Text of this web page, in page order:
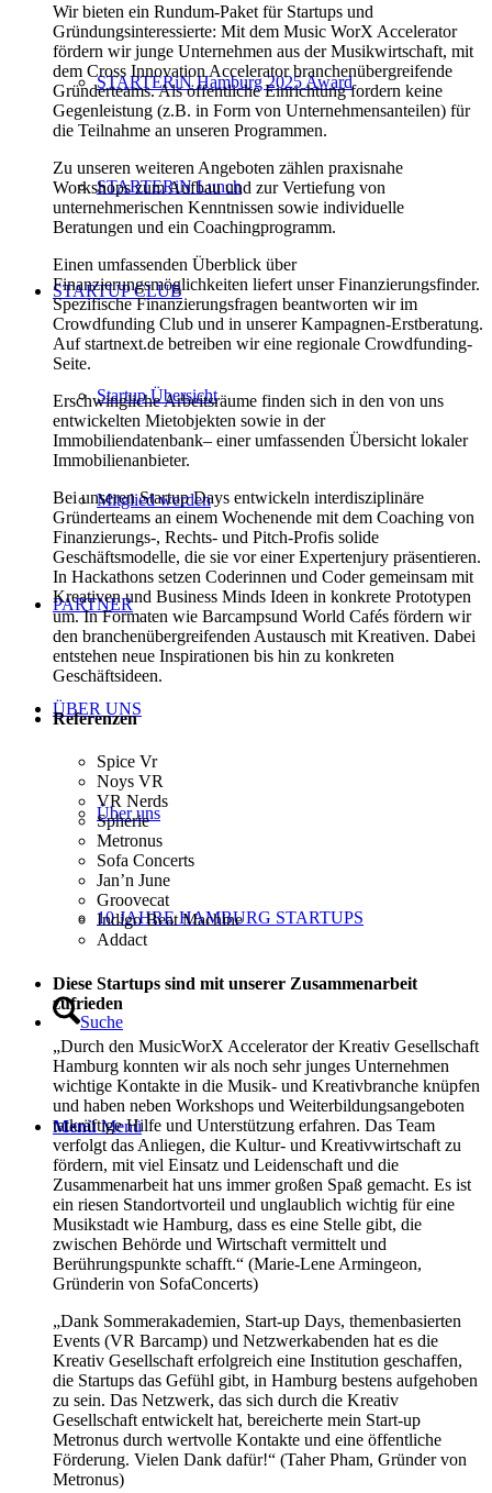
STARTERiN Hamburg 2025 Award
STARTERiN Lunch
STARTUP CLUB
Startup Übersicht
Mitglied werden
PARTNER
ÜBER UNS
Über uns
10 JAHRE HAMBURG STARTUPS
Suche
Menü Menü
Wir bieten ein Rundum-Paket für Startups und
Gründungsinteressierte: Mit dem Music WorX Accelerator
fördern wir junge Unternehmen aus der Musikwirtschaft, mit
dem Cross Innovation Accelerator branchenübergreifende
Gründerteams. Als öffentliche Einrichtung fordern keine
Gegenleistung (z.B. in Form von Unternehmensanteilen) für
die Teilnahme an unseren Programmen.
Zu unseren weiteren Angeboten zählen praxisnahe
Workshops zum Aufbau und zur Vertiefung von
unternehmerischen Kenntnissen sowie individuelle
Beratungen und ein Coachingprogramm.
Einen umfassenden Überblick über
Finanzierungsmöglichkeiten liefert unser Finanzierungsfinder.
Spezifische Finanzierungsfragen beantworten wir im
Crowdfunding Club und in unserer Kampagnen-Erstberatung.
Auf startnext.de betreiben wir eine regionale Crowdfunding-
Seite.
Erschwingliche Arbeitsräume finden sich in den von uns
entwickelten Mietobjekten sowie in der
Immobiliendatenbank– einer umfassenden Übersicht lokaler
Immobilienanbieter.
Bei unseren Startup Days entwickeln interdisziplinäre
Gründerteams an einem Wochenende mit dem Coaching von
Finanzierungs-, Rechts- und Pitch-Profis solide
Geschäftsmodelle, die sie vor einer Expertenjury präsentieren.
In Hackathons setzen Coderinnen und Coder gemeinsam mit
Kreativen und Business Minds Ideen in konkrete Prototypen
um. In Formaten wie Barcampsund World Cafés fördern wir
den branchenübergreifenden Austausch mit Kreativen. Dabei
entstehen neue Inspirationen bis hin zu konkreten
Geschäftsideen.
Referenzen
Spice Vr
Noys VR
VR Nerds
Spherie
Metronus
Sofa Concerts
Jan’n June
Groovecat
Indigo Beat Machine
Addact
Diese Startups sind mit unserer Zusammenarbeit
zufrieden
„Durch den MusicWorX Accelerator der Kreativ Gesellschaft
Hamburg konnten wir als noch sehr junges Unternehmen
wichtige Kontakte in die Musik- und Kreativbranche knüpfen
und haben neben Workshops und Weiterbildungsangeboten
tatkräftige Hilfe und Unterstützung erfahren. Das Team
verfolgt das Anliegen, die Kultur- und Kreativwirtschaft zu
fördern, mit viel Einsatz und Leidenschaft und die
Zusammenarbeit hat uns immer großen Spaß gemacht. Es ist
ein riesen Standortvorteil und unglaublich wichtig für eine
Musikstadt wie Hamburg, dass es eine Stelle gibt, die
zwischen Behörde und Wirtschaft vermittelt und
Berührungspunkte schafft.“ (Marie-Lene Armingeon,
Gründerin von SofaConcerts)
„Dank Sommerakademien, Start-up Days, themenbasierten
Events (VR Barcamp) und Netzwerkabenden hat es die
Kreativ Gesellschaft erfolgreich eine Institution geschaffen,
die Startups das Gefühl gibt, in Hamburg bestens aufgehoben
zu sein. Das Netzwerk, das sich durch die Kreativ
Gesellschaft entwickelt hat, bereicherte mein Start-up
Metronus durch wertvolle Kontakte und eine öffentliche
Förderung. Vielen Dank dafür!“ (Taher Pham, Gründer von
Metronus)